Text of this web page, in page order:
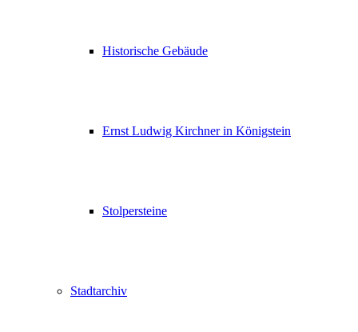
Historische Gebäude
Ernst Ludwig Kirchner in Königstein
Stolpersteine
Stadtarchiv